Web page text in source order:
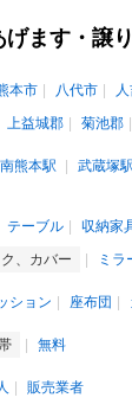
ます・譲
本市 八代市
上益城郡 菊池郡
南熊本駅 武蔵塚駅
テーブル 収納家
、カバー ミラ
ション 座布団
無料
販売業者